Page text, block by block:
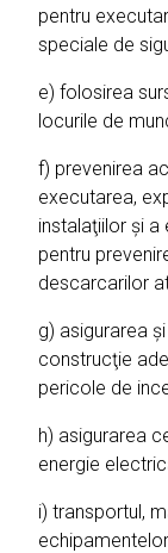
pentru
speciale de
e) folosirea
locurile de
f) prevenirea
executarea,
instalaţiilor şi
pentru
descarcarilor
g) asigurarea
construcţie
pericole de
h) asigurarea
energie
i) transportul,